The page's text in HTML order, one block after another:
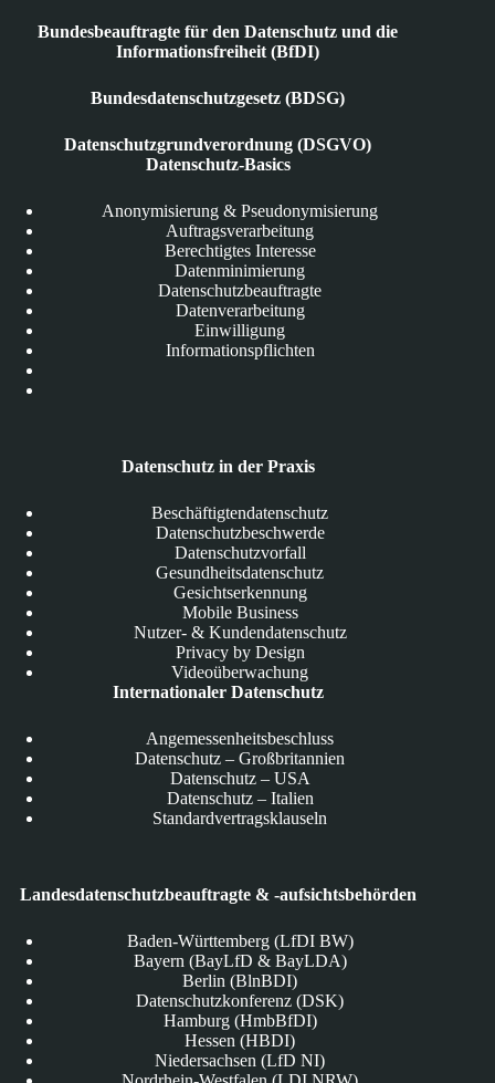
Bundesbeauftragte für den Datenschutz und die
Informationsfreiheit (BfDI)
Bundesdatenschutzgesetz (BDSG)
Datenschutzgrundverordnung (DSGVO)
Datenschutz-Basics
Anonymisierung & Pseudonymisierung
Auftragsverarbeitung
Berechtigtes Interesse
Datenminimierung
Datenschutzbeauftragte
Datenverarbeitung
Einwilligung
Informationspflichten
Datenschutz in der Praxis
Beschäftigtendatenschutz
Datenschutzbeschwerde
Datenschutzvorfall
Gesundheitsdatenschutz
Gesichtserkennung
Mobile Business
Nutzer- & Kundendatenschutz
Privacy by Design
Videoüberwachung
Internationaler Datenschutz
Angemessenheitsbeschluss
Datenschutz – Großbritannien
Datenschutz – USA
Datenschutz – Italien
Standardvertragsklauseln
Landesdatenschutzbeauftragte & -aufsichtsbehörden
Baden-Württemberg (LfDI BW)
Bayern (BayLfD & BayLDA)
Berlin (BlnBDI)
Datenschutzkonferenz (DSK)
Hamburg (HmbBfDI)
Hessen (HBDI)
Niedersachsen (LfD NI)